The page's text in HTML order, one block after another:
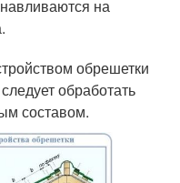
на
обрешетки
обработать
составом.